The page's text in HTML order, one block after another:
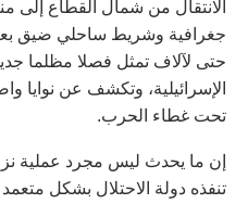
الانتقال من شمال القطاع إلى
جغرافية وشريط ساحلي ضيق
حتى لآلاف تمثل فصلا مظلما
الإسرائيلية، وتكشف عن نوايا
تحت غطاء الحرب.
إن ما يحدث ليس مجرد عملية
تنفذه دولة الاحتلال بشكل